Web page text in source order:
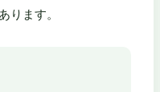
ります。